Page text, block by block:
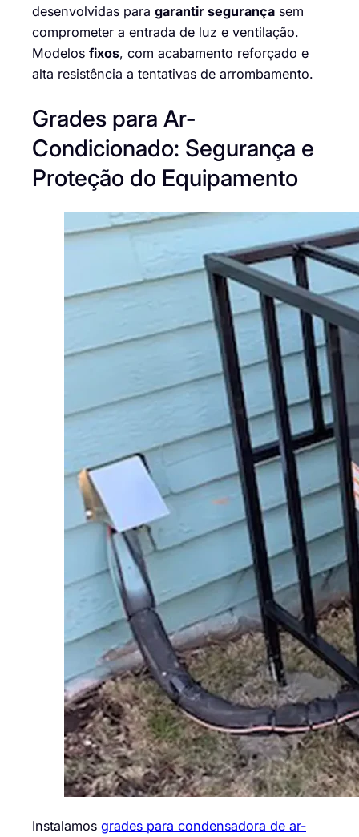
desenvolvidas para garantir segurança sem
comprometer a entrada de luz e ventilação.
Modelos fixos, com acabamento reforçado e
alta resistência a tentativas de arrombamento.
Grades para Ar-
Condicionado: Segurança e
Proteção do Equipamento
Instalamos grades para condensadora de ar-